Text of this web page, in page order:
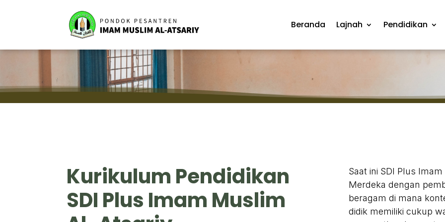
Beranda Lajnah Pendidikan
Kurikulum Pendidikan
SDI Plus Imam Muslim
Saat ini SDI Plus
Merdeka dengan
beragam di mana
didik memiliki cukup